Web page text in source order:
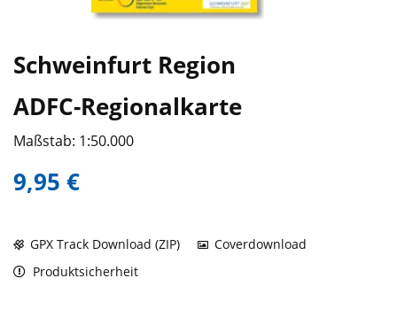
Schweinfurt Region
ADFC-Regionalkarte
Maßstab: 1:50.000
9,95 €
GPX Track Download (ZIP)
Coverdownload
Produktsicherheit